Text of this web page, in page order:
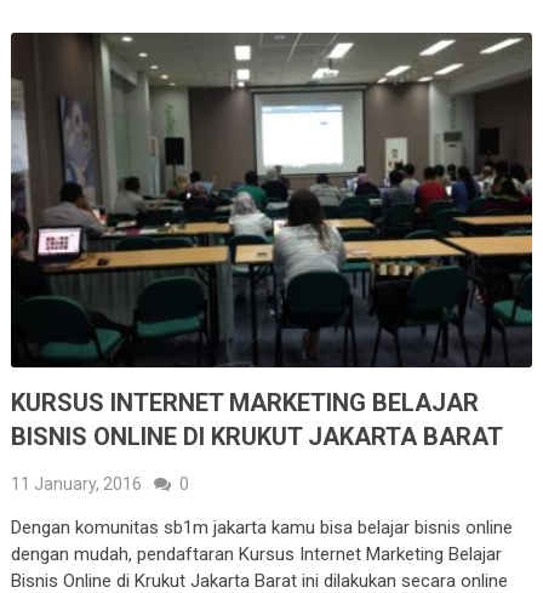
KURSUS INTERNET MARKETING BELAJAR
BISNIS ONLINE DI KRUKUT JAKARTA BARAT
11 January, 2016 0
Dengan komunitas sb1m jakarta kamu bisa belajar bisnis online
dengan mudah, pendaftaran Kursus Internet Marketing Belajar
Bisnis Online di Krukut Jakarta Barat ini dilakukan secara online